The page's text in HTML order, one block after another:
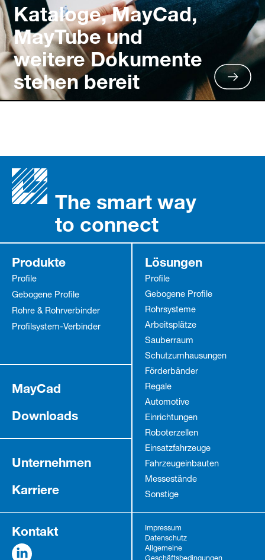
Kataloge, MayCad,
MayTube und
weitere Dokumente
stehen bereit
The smart way
to connect
Produkte
Profile
Gebogene Profile
Rohre & Rohrverbinder
Profilsystem-Verbinder
Lösungen
Profile
Gebogene Profile
Rohrsysteme
Arbeitsplätze
Sauberraum
Schutz­umhausungen
Förderbänder
Regale
Automotive
Einrichtungen
Roboterzellen
Einsatzfahrzeuge
Fahrzeug­einbauten
Messestände
Sonstige
MayCad
Downloads
Unternehmen
Karriere
Kontakt
Impressum
Datenschutz
Allgemeine